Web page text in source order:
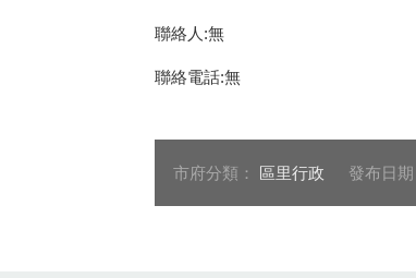
聯絡人:無
聯絡電話:無
市府分類： 區里行政 發布日期